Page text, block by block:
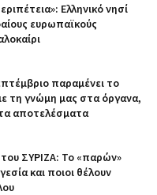
Ελληνικό νησί
ευρωπαϊκούς
παραμένει το
τη γνώμη μας στα όργανα,
αποτελέσματα
ΣΥΡΙΖΑ: Το «παρών»
και ποιοι θέλουν